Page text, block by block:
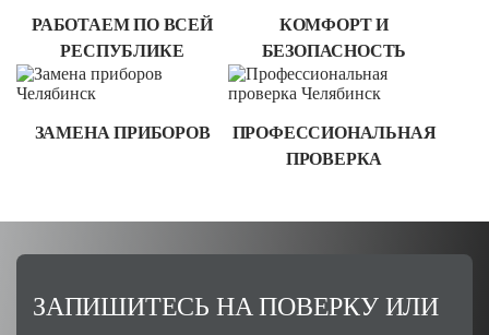
РАБОТАЕМ ПО ВСЕЙ
РЕСПУБЛИКЕ
КОМФОРТ И
БЕЗОПАСНОСТЬ
ЗАМЕНА ПРИБОРОВ
ПРОФЕССИО­НАЛЬ­НАЯ
ПРОВЕРКА
ЗАПИШИТЕСЬ НА ПОВЕРКУ ИЛИ